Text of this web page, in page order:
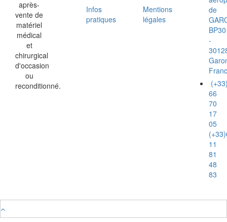
après-
vente de
matériel
médical
et
chirurgical
d'occasion
ou
reconditionné.
Infos
pratiques
Mentions
légales
de
BP30
-
66
70
17
05
11
81
48
83